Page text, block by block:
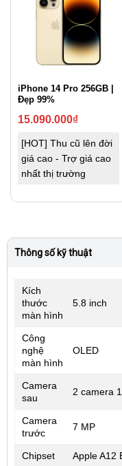
iPhone 14 Pro 256GB |
Đẹp 99%
15.090.000₫
[HOT] Thu cũ lên đời
giá cao - Trợ giá cao
nhất thị trường
Thông số kỹ thuật
Kích
thước
màn hình
5.8 inch
Công
nghệ
màn hình
OLED
Camera
sau
2 camera
Camera
trước
7 MP
Chipset Apple A12